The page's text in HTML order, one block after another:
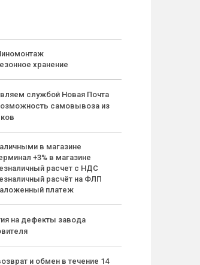
хранение
службой Новая Почта
самовывоза из
в магазине
+3% в магазине
расчет с НДС
расчёт на ФЛП
платеж
на дефекты завода
и обмен в течение 14